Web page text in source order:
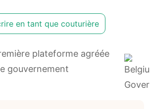
en tant que couturière
plateforme agréée
gouvernement